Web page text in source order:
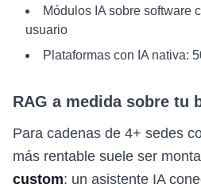
Módulos IA sobre software
usuario
Plataformas con IA nativa:
RAG a medida sobre tu
Para cadenas de 4+ sedes
más rentable suele ser
custom: un asistente IA